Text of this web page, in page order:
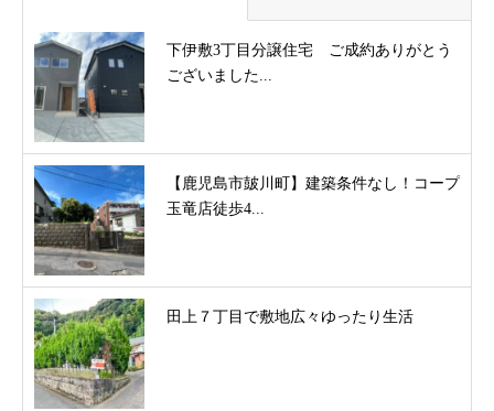
下伊敷3丁目分譲住宅 ご成約ありがとう
ございました...
【鹿児島市皷川町】建築条件なし！コープ
玉竜店徒歩4...
田上７丁目で敷地広々ゆったり生活